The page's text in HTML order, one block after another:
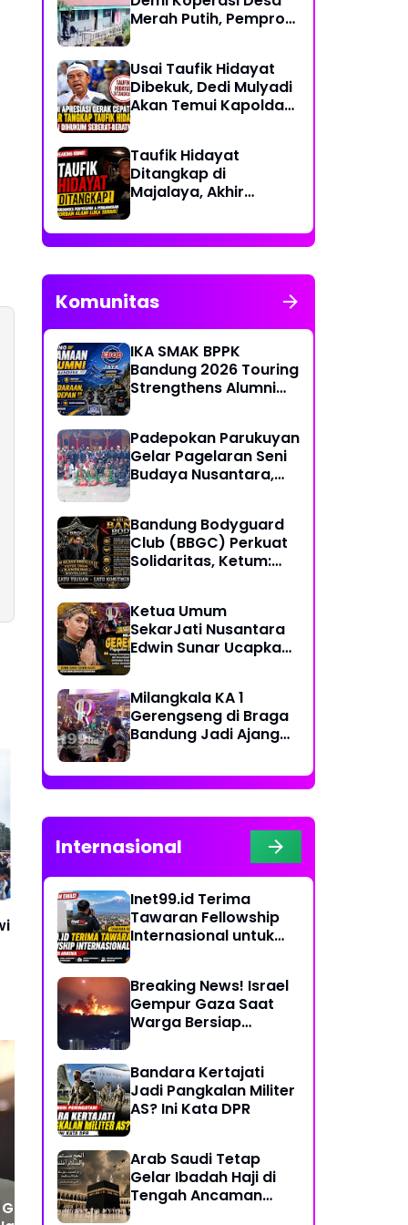
Rp 5,24
Merah Putih, Pemprov
dengan Proyek
Usai Taufik Hidayat
Dibekuk, Dedi Mulyadi
Akan Temui Kapolda
Juta
Taufik Hidayat
Ditangkap di
Majalaya, Akhir
Kasus Penyekapan
dan Penganiayaan
Komunitas
IKA SMAK BPPK
Bandung 2026 Touring
Strengthens Alumni
Care" Spirit
Padepokan Parukuyan
Gelar Pagelaran Seni
Budaya Nusantara,
Bandung Bodyguard
Club (BBGC) Perkuat
Solidaritas, Ketum:
Ketua Umum
SekarJati Nusantara
Edwin Sunar Ucapkan
Milangkala KA 1
Gerengseng di Braga
Bandung Jadi Ajang
Budaya Sunda
Internasional
Inet99.id Terima
Tawaran Fellowship
Internasional untuk
Breaking News! Israel
Gempur Gaza Saat
Warga Bersiap
Bandara Kertajati
Jadi Pangkalan Militer
AS? Ini Kata DPR
Arab Saudi Tetap
Gelar Ibadah Haji di
Tengah Ancaman